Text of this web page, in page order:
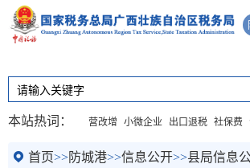
本站热词： 营改增 小微企业 出口退税 社保费
首页>>防城港>>信息公开>>县局信息